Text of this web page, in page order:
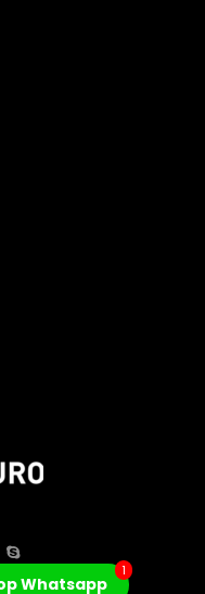
Whatsapp
1